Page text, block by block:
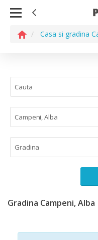
Casa si gradina
Campeni, Alba
Gradina
Gradina Campeni, Alba